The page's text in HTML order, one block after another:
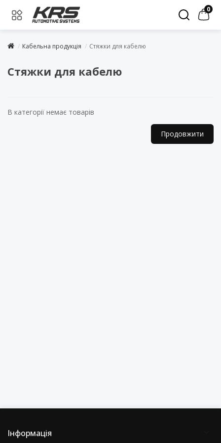
0
Кабельна продукція Стяжки для кабелю
Стяжки для кабелю
В категорії немає товарів
Продовжити
Інформація